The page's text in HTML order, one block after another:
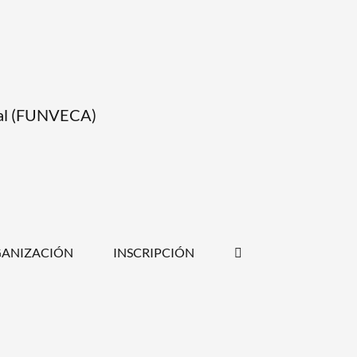
(FUNVECA)
INSCRIPCIÓN